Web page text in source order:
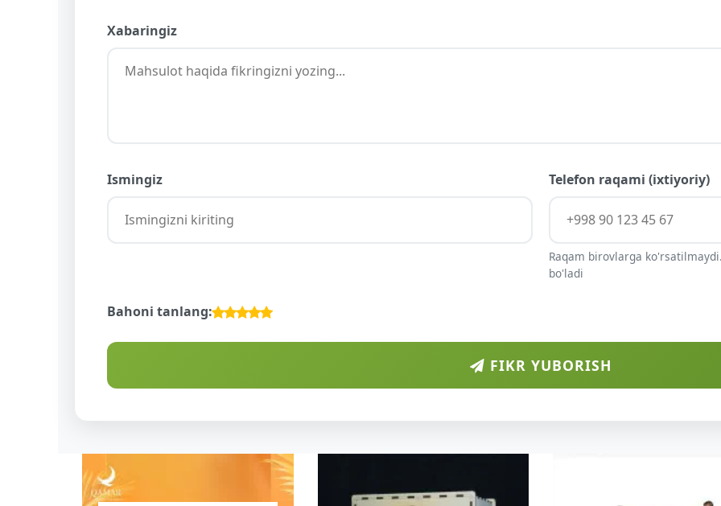
Xabaringiz
Ismingiz Telefon raqami (ixtiyoriy)
Raqam birovlarga
bo'ladi
Bahoni tanlang:
FIKR YUBORISH